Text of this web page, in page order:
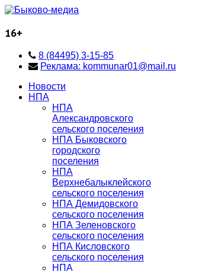
16+
8 (84495) 3-15-85
Реклама: kommunar01@mail.ru
Новости
НПА
НПА
Александровского
сельского поселения
НПА Быковского
городского
поселения
НПА
Верхнебалыклейского
сельского поселения
НПА Демидовского
сельского поселения
НПА Зеленовского
сельского поселения
НПА Кисловского
сельского поселения
НПА